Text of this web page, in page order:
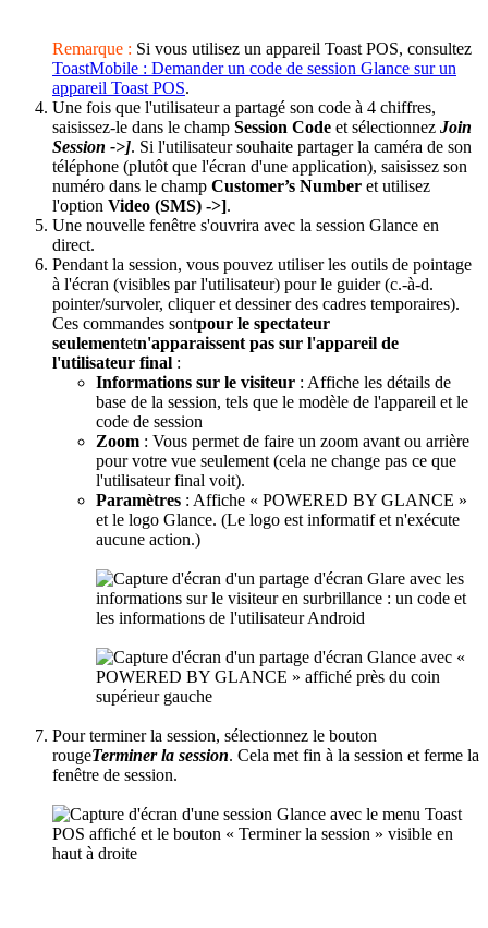
Remarque : Si vous utilisez un appareil Toast POS, consultez
ToastMobile : Demander un code de session Glance sur un
appareil Toast POS.
Une fois que l'utilisateur a partagé son code à 4 chiffres,
saisissez-le dans le champ Session Code et sélectionnez Join
Session ->]. Si l'utilisateur souhaite partager la caméra de son
téléphone (plutôt que l'écran d'une application), saisissez son
numéro dans le champ Customer’s Number et utilisez
l'option Video (SMS) ->].
Une nouvelle fenêtre s'ouvrira avec la session Glance en
direct.
Pendant la session, vous pouvez utiliser les outils de pointage
à l'écran (visibles par l'utilisateur) pour le guider (c.-à-d.
pointer/survoler, cliquer et dessiner des cadres temporaires).
Ces commandes sontpour le spectateur
seulementetn'apparaissent pas sur l'appareil de
l'utilisateur final :
Informations sur le visiteur : Affiche les détails de
base de la session, tels que le modèle de l'appareil et le
code de session
Zoom : Vous permet de faire un zoom avant ou arrière
pour votre vue seulement (cela ne change pas ce que
l'utilisateur final voit).
Paramètres : Affiche « POWERED BY GLANCE »
et le logo Glance. (Le logo est informatif et n'exécute
aucune action.)
Pour terminer la session, sélectionnez le bouton
rougeTerminer la session. Cela met fin à la session et ferme la
fenêtre de session.